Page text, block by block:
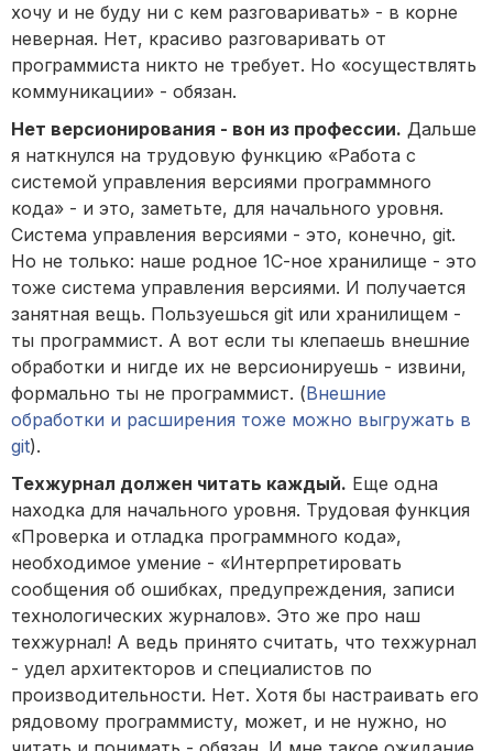
хочу и не буду ни с кем разговаривать» - в корне
неверная. Нет, красиво разговаривать от
программиста никто не требует. Но «осуществлять
коммуникации» - обязан.
Нет версионирования - вон из профессии. Дальше
я наткнулся на трудовую функцию «Работа с
системой управления версиями программного
кода» - и это, заметьте, для начального уровня.
Система управления версиями - это, конечно, git.
Но не только: наше родное 1С-ное хранилище - это
тоже система управления версиями. И получается
занятная вещь. Пользуешься git или хранилищем -
ты программист. А вот если ты клепаешь внешние
обработки и нигде их не версионируешь - извини,
формально ты не программист. (Внешние
обработки и расширения тоже можно выгружать в
git).
Техжурнал должен читать каждый. Еще одна
находка для начального уровня. Трудовая функция
«Проверка и отладка программного кода»,
необходимое умение - «Интерпретировать
сообщения об ошибках, предупреждения, записи
технологических журналов». Это же про наш
техжурнал! А ведь принято считать, что техжурнал
- удел архитекторов и специалистов по
производительности. Нет. Хотя бы настраивать его
рядовому программисту, может, и не нужно, но